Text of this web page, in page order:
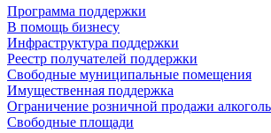
Программа поддержки
В помощь бизнесу
Инфраструктура поддержки
Реестр получателей поддержки
Свободные муниципальные помещения
Имущественная поддержка
Ограничение розничной продажи
Свободные площади